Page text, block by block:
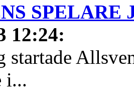
SPELARE
12:24:
i...